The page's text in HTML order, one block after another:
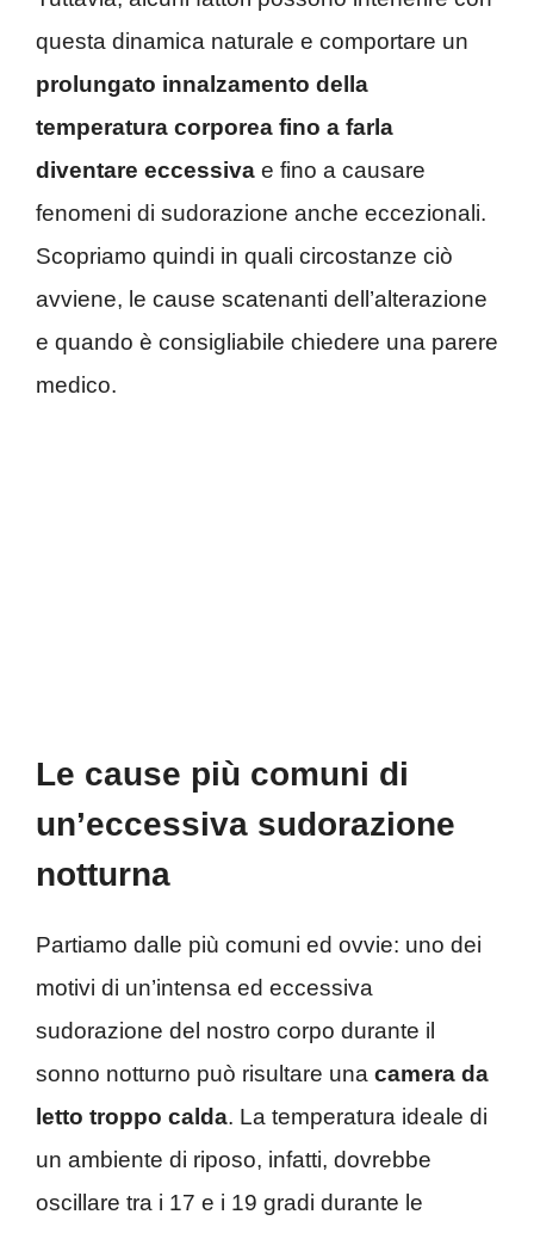
questa dinamica naturale e comportare un
prolungato innalzamento della
temperatura corporea fino a farla
diventare eccessiva e fino a causare
fenomeni di sudorazione anche eccezionali.
Scopriamo quindi in quali circostanze ciò
avviene, le cause scatenanti dell’alterazione
e quando è consigliabile chiedere una parere
medico.
Le cause più comuni di
un’eccessiva sudorazione
notturna
Partiamo dalle più comuni ed ovvie: uno dei
motivi di un’intensa ed eccessiva
sudorazione del nostro corpo durante il
sonno notturno può risultare una camera da
letto troppo calda. La temperatura ideale di
un ambiente di riposo, infatti, dovrebbe
oscillare tra i 17 e i 19 gradi durante le